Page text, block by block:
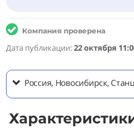
Компания проверена
Дата публикации:22 октября
Россия, Новосибирск,